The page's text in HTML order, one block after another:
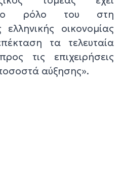
το ρόλο του στη
οικονομίας
τα τελευταία
τις επιχειρήσεις
αύξησης».